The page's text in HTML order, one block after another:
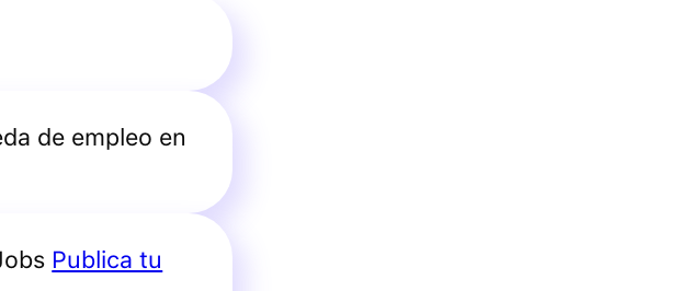
de empleo en
Publica tu